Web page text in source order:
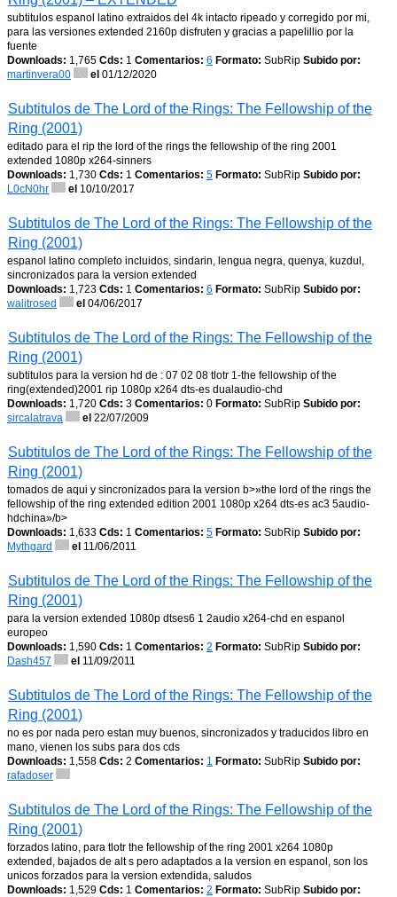
subtitulos espanol latino extraidos del 4k intacto ripeado y corregido por mi,
para las versiones extended 2160p disfruten y gracias a papelillio por la
fuente
Downloads: 1,765 Cds: 1 Comentarios: 6 Formato: SubRip Subido por:
martinvera00
el 01/12/2020
Subtitulos de The Lord of the Rings: The Fellowship of the
Ring (2001)
editado para el rip the lord of the rings the fellowship of the ring 2001
extended 1080p x264-sinners
Downloads: 1,730 Cds: 1 Comentarios: 5 Formato: SubRip Subido por:
L0cN0hr
el 10/10/2017
Subtitulos de The Lord of the Rings: The Fellowship of the
Ring (2001)
espanol latino completo incluidos, sindarin, lengua negra, quenya, kuzdul,
sincronizados para la version extended
Downloads: 1,723 Cds: 1 Comentarios: 6 Formato: SubRip Subido por:
walitrosed
el 04/06/2017
Subtitulos de The Lord of the Rings: The Fellowship of the
Ring (2001)
subtitulos para la version hd de : 07 02 08 tlotr 1-the fellowship of the
ring(extended)2001 rip 1080p x264 dts-es dualaudio-chd
Downloads: 1,720 Cds: 3 Comentarios: 0 Formato: SubRip Subido por:
sircalatrava
el 22/07/2009
Subtitulos de The Lord of the Rings: The Fellowship of the
Ring (2001)
tomados de aqui y sincronizados para la version b>»the lord of the rings the
fellowship of the ring extended edition 2001 1080p x264 dts-es ac3 5audio-
hdchina»/b>
Downloads: 1,633 Cds: 1 Comentarios: 5 Formato: SubRip Subido por:
Mythgard
el 11/06/2011
Subtitulos de The Lord of the Rings: The Fellowship of the
Ring (2001)
para la version extended 1080p dtses6 1 2audio x264-chd en espanol
europeo
Downloads: 1,590 Cds: 1 Comentarios: 2 Formato: SubRip Subido por:
Dash457
el 11/09/2011
Subtitulos de The Lord of the Rings: The Fellowship of the
Ring (2001)
no es por nada pero estan muy buenos, sincronizados y traducidos libro en
mano, vienen los subs para dos cds
Downloads: 1,558 Cds: 2 Comentarios: 1 Formato: SubRip Subido por:
rafadoser
Subtitulos de The Lord of the Rings: The Fellowship of the
Ring (2001)
forzados latino, para tlotr the fellowship of the ring 2001 x264 1080p
extended, bajados de alt s pero adaptados a la version en espanol, son los
unicos forzados para la version extendida, saludos
Downloads: 1,529 Cds: 1 Comentarios: 2 Formato: SubRip Subido por: